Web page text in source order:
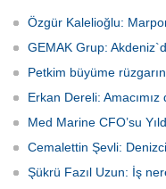
gelen Anadolu ve Avrupa tarafında
fuar olmasının biraz sıkıntı
ancak avantajlı oldukları konunun
kendi marinalarında yapmaları
olduğunu söyledi.
Özgür Kalelioğlu:
GEMAK Grup:
Petkim büyüme
Erkan Dereli:
Med Marine CFO’su
Cemalettin Şevli:
Şükrü Fazıl Uzun: İş